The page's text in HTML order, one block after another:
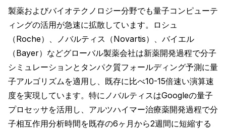
製薬およびバイオテクノロジー分野でも量子コンピューテ
ィングの活用が急速に拡散しています。ロシュ
（Roche）、ノバルティス（Novartis）、バイエル
（Bayer）などグローバル製薬会社は新薬開発過程で分子
シミュレーションとタンパク質フォールディング予測に量
子アルゴリズムを適用し、既存に比べ10-15倍速い演算速
度を実現しています。特にノバルティスはGoogleの量子
プロセッサを活用し、アルツハイマー治療薬開発過程で分
子相互作用分析時間を既存の6ヶ月から2週間に短縮する